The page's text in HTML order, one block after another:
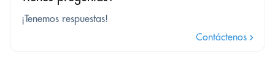
¡Tenemos respuestas!
Contáctenos